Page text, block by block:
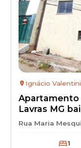
Ignácio
Apartamento agradável para alugar em
Lavras MG
aluguel
condomínio
Rua Maria
1